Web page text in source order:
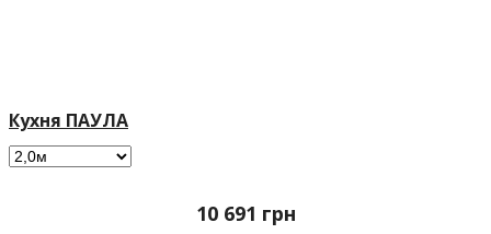
Кухня ПАУЛА
10 691 грн